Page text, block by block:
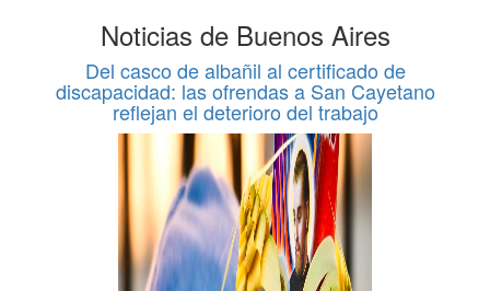
Noticias de Buenos Aires
Del casco de albañil al certificado de
discapacidad: las ofrendas a San Cayetano
reflejan el deterioro del trabajo